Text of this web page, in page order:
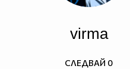
virma
СЛЕДВАЙ 0